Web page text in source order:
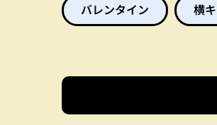
バレンタイン
横